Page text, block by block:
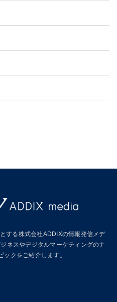
する株式会社ADDIXの情報発信メデ
ネスやデジタルマーケティングのナ
クをご紹介します。